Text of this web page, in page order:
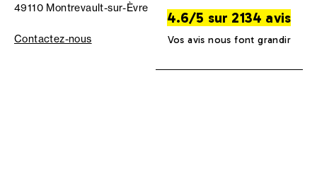
49110 Montrevault-sur-Èvre
Contactez-nous
4.6/5 sur 2134 avis
Vos avis nous font grandir